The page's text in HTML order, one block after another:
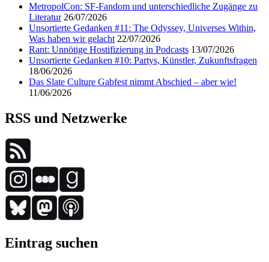
MetropolCon: SF-Fandom und unterschiedliche Zugänge zu
Literatur 26/07/2026
Unsortierte Gedanken #11: The Odyssey, Universes Within,
Was haben wir gelacht 22/07/2026
Rant: Unnötige Hostifizierung in Podcasts 13/07/2026
Unsortierte Gedanken #10: Partys, Künstler, Zukunftsfragen
18/06/2026
Das Slate Culture Gabfest nimmt Abschied – aber wie!
11/06/2026
RSS und Netzwerke
Eintrag suchen